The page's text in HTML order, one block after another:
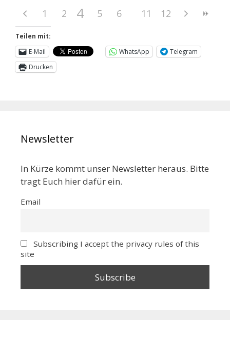
1 2 3
4 5 6 11 12
Teilen mit:
E-Mail
WhatsApp
Telegram
Drucken
Newsletter
In Kürze kommt unser Newsletter heraus. Bitte
tragt Euch hier dafür ein.
Email
Subscribing I accept the privacy rules of this
site